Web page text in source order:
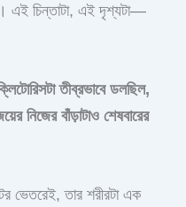
এই চিন্তাটা, এই দৃশ্যটা—
তীব্রভাবে ডলছিল,
নিজের বাঁড়াটাও শেষবারের
ভেতরেই, তার শরীরটা এক